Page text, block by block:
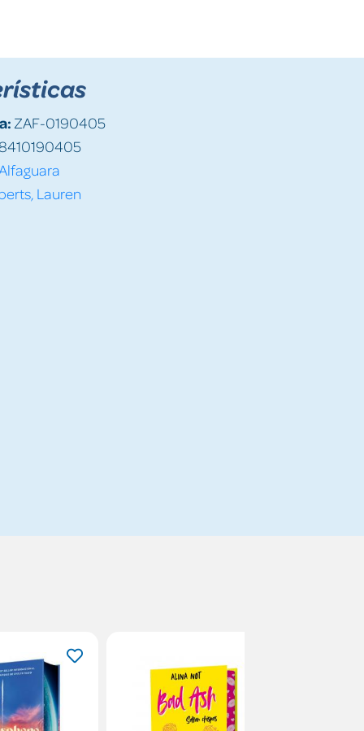
ZAF-0190405
Lauren